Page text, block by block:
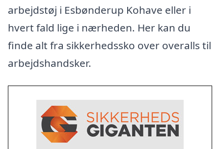
arbejdstøj i Esbønderup Kohave eller i
hvert fald lige i nærheden. Her kan du
finde alt fra sikkerhedssko over overalls til
arbejdshandsker.